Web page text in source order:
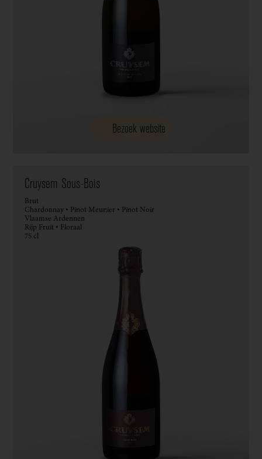
Bezoek website
Cruysem Sous-Bois
Brut
Chardonnay • Pinot Meunier • Pinot Noir
Vlaamse Ardennen
Rijp Fruit • Floraal
75 cl